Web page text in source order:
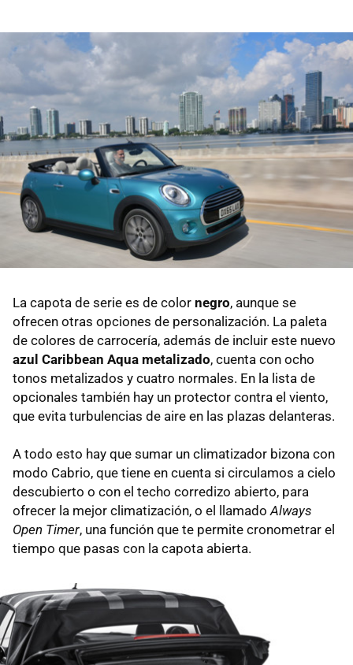
La capota de serie es de color negro, aunque se
ofrecen otras opciones de personalización. La paleta
de colores de carrocería, además de incluir este nuevo
azul Caribbean Aqua metalizado, cuenta con ocho
tonos metalizados y cuatro normales. En la lista de
opcionales también hay un protector contra el viento,
que evita turbulencias de aire en las plazas delanteras.
A todo esto hay que sumar un climatizador bizona con
modo Cabrio, que tiene en cuenta si circulamos a cielo
descubierto o con el techo corredizo abierto, para
ofrecer la mejor climatización, o el llamado Always
Open Timer, una función que te permite cronometrar el
tiempo que pasas con la capota abierta.